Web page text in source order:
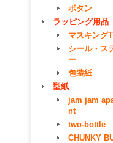
ボタン
ラッピング用品
マスキングT
シール・ス
ー
包装紙
型紙
jam jam
nt
two-bottle
CHUNKY